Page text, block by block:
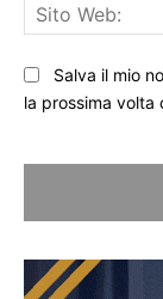
Salva il mio
la prossima volta